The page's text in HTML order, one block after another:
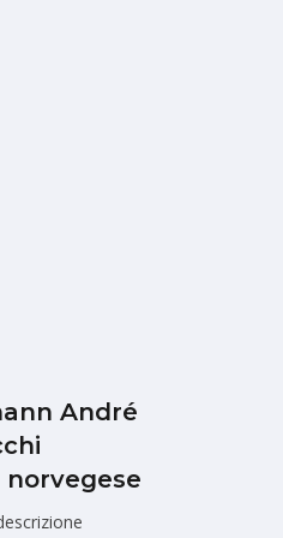
André
norvegese